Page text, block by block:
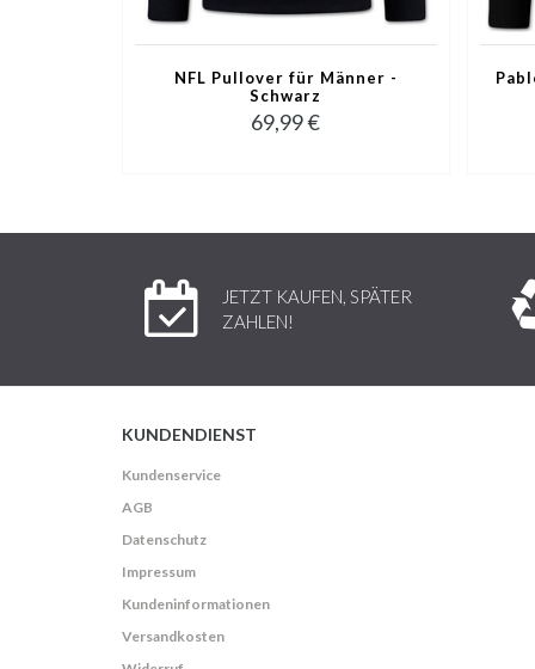
NFL Pullover für Männer -
Schwarz
69,99 €
JETZT KAUFEN, SPÄTER
ZAHLEN!
KUNDENDIENST
Kundenservice
AGB
Datenschutz
Impressum
Kundeninformationen
Versandkosten